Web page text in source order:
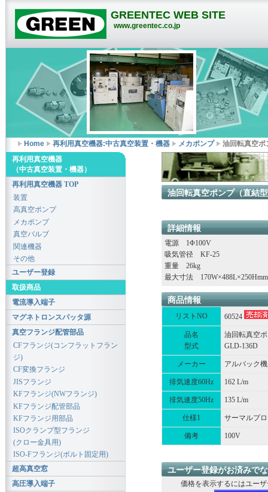
GREENTEC WEB SITE
www.greentec.co.jp
Home 再利用真空機器:中古真空装置・機器 メカポンプ 油回転真空
油回転真空ポンプ（直結
詳細情報
電源 1Φ100V
吸気管径 KF-25
重量 26kg
最大寸法 170W×488L×250Hmm
商品情報
リストNO 60524
品名
型式
油回転真空
GLD-136D
メーカー アルバック
排気速度60Hz 162 L/m
排気速度50Hz 135 L/m
仕様1 サーマルプ
備考 100V
ユーザー登録がお済みで
価格を表示するにはユー
再利用真空機器
（中古真空装置・機器）
再利用真空機器 TOP
装置
高真空ポンプ
メカポンプ
真空バルブ
関連機器
その他
ユーザー登録
取扱商品
電流導入端子
マグネトロンスパッタ源
真空フランジ配管部品
CFフランジ(コンフラットフラン
ジ)
CF変換フランジ
JISフランジ
KFフランジ(NWフランジ)
KFフランジ配管部品
KFフランジ用部品
ISOクランプ型フランジ
(クロー金具用)
ISO-Fフランジ(ボルト固定用)
超高真空窓
高圧導入端子